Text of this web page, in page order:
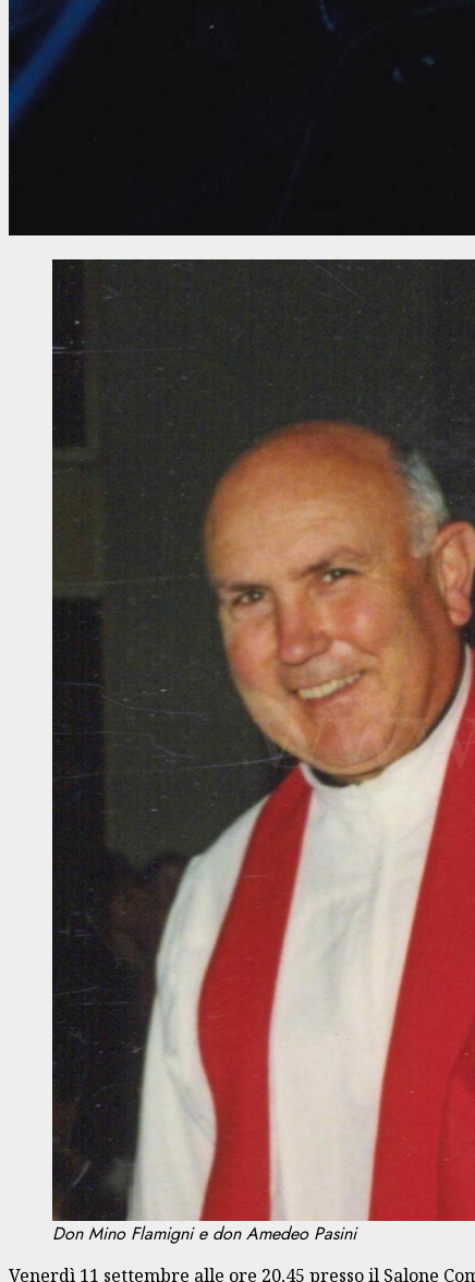
Don Mino Flamigni e don Amedeo Pasini
Venerdì 11 settembre alle ore 20,45 presso il Salone